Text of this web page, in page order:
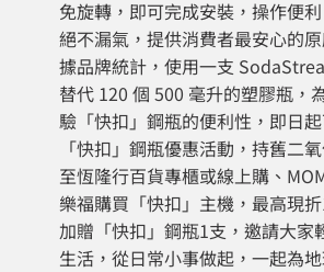
免旋轉，即可完成安裝，操作便
絕不漏氣，提供消費者最安心的
據品牌統計，使用一支
替代 120 個 500 毫升的塑膠瓶，
驗「快扣」鋼瓶的便利性，即日
「快扣」鋼瓶優惠活動，持舊二
至恆隆行百貨專櫃或線上購、
樂福購買「快扣」主機，最高現
加贈「快扣」鋼瓶1支，邀請大家
生活，從日常小事做起，一起為地